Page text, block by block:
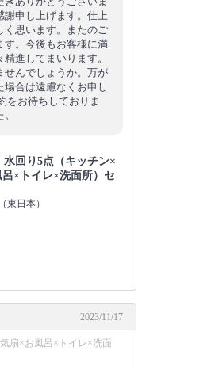
謝申し上げます。仕上
く思います。またのご
す。今後もお客様に満
進してまいります。
せんでしょうか。万が
合は遠慮なくお申し
をお待ちしておりま
水回り5点（キッチン×
×トイレ×洗面所）セ
東日本）
2023/11/17
扇×お風呂×トイレ×洗面